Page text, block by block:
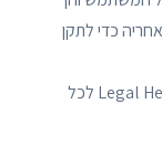
כדי לתקן
Rocket Lawyer מציע את שירות Legal Health Score לכל